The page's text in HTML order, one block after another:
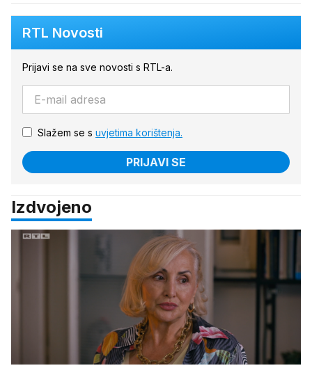
RTL Novosti
Prijavi se na sve novosti s RTL-a.
Slažem se s uvjetima korištenja.
PRIJAVI SE
Izdvojeno